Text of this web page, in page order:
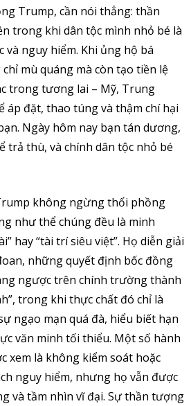
Trump, cần nói thẳng: thần
trong khi dân tộc mình nhỏ bé là
và nguy hiểm. Khi ủng hộ bá
mù quáng mà còn tạo tiền lệ
trong tương lai – Mỹ, Trung
áp đặt, thao túng và thậm chí hại
Ngày hôm nay bạn tán dương,
trả thù, và chính dân tộc nhỏ bé
không ngừng thổi phồng
như thể chúng đều là minh
hay “tài trí siêu việt”. Họ diễn giải
những quyết định bốc đồng
ngược trên chính trường thành
trong khi thực chất đó chỉ là
ngạo mạn quá đà, hiểu biết hạn
văn minh tối thiểu. Một số hành
xem là không kiểm soát hoặc
nguy hiểm, nhưng họ vẫn được
và tầm nhìn vĩ đại. Sự thần tượng